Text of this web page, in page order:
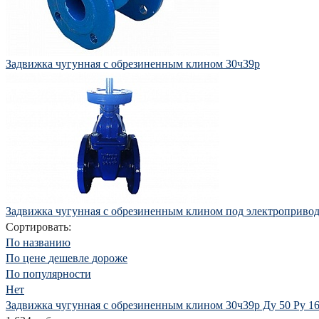
Задвижка чугунная с обрезиненным клином 30ч39р
Задвижка чугунная с обрезиненным клином под
Сортировать:
По названию
По цене дешевле дороже
По популярности
Нет
Задвижка чугунная с обрезиненным клином 30ч39р Ду 50 Ру 16